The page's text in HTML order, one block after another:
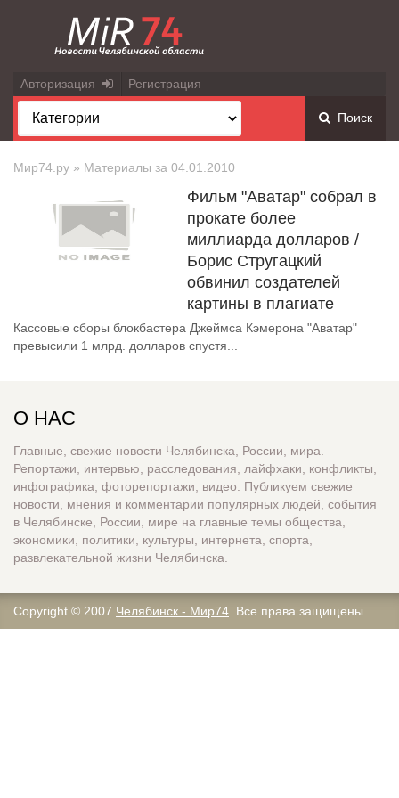
Авторизация Регистрация
Поиск
Мир74.ру » Материалы за 04.01.2010
Фильм "Аватар" собрал в
прокате более
миллиарда долларов /
Борис Стругацкий
обвинил создателей
картины в плагиате
Кассовые сборы блокбастера Джеймса Кэмерона "Аватар"
превысили 1 млрд. долларов спустя...
О НАС
Главные, свежие новости Челябинска, России, мира.
Репортажи, интервью, расследования, лайфхаки, конфликты,
инфографика, фоторепортажи, видео. Публикуем свежие
новости, мнения и комментарии популярных людей, события
в Челябинске, России, мире на главные темы общества,
экономики, политики, культуры, интернета, спорта,
развлекательной жизни Челябинска.
Copyright © 2007 Челябинск - Мир74 . Все права защищены.